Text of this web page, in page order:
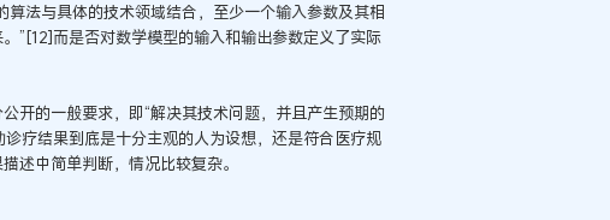
法与具体的技术领域结合，至少一个输入参数及其相
”[12]而是否对数学模型的输入和输出参数定义了实际
开的一般要求，即“解决其技术问题，并且产生预期的
疗结果到底是十分主观的人为设想，还是符合医疗规
述中简单判断，情况比较复杂。